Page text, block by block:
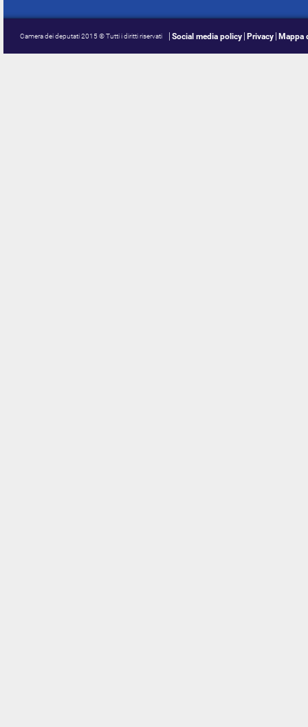
Camera dei deputati 2015 © Tutti i diritti riservati Social media policy Privacy Mappa